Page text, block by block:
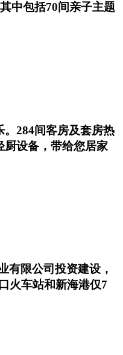
中包括70间亲子主题
284间客房及套房热
厨设备，带给您居家
有限公司投资建设，
火车站和新海港仅7